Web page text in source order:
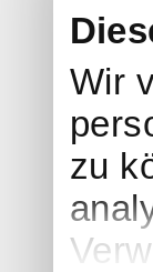
Wir
zu